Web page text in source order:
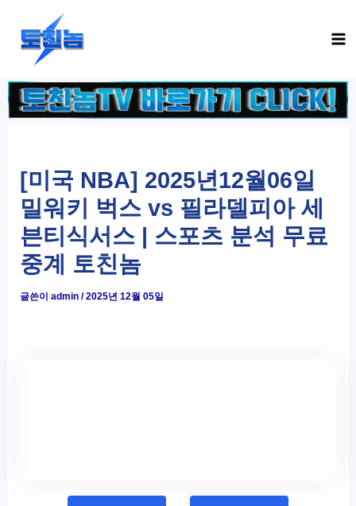
건
너
[미국 NBA] 2025년12월06일
밀워키 벅스 vs 필라델피아 세
븐티식서스 | 스포츠 분석 무료
중계 토친놈
글쓴이admin/2025년 12월 05일